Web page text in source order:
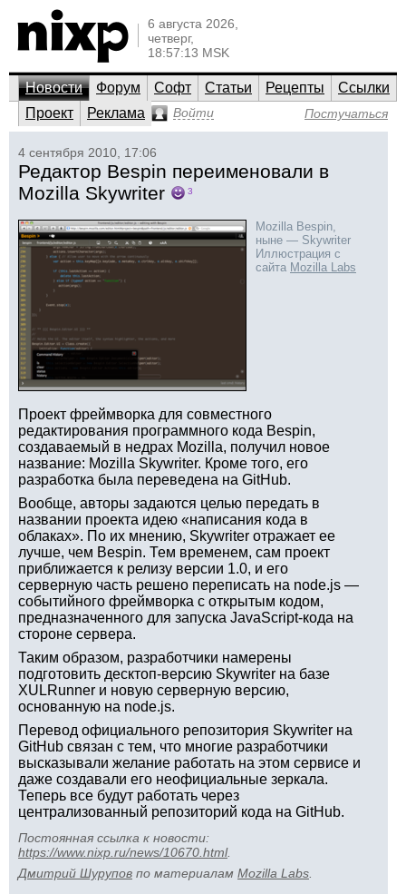
6 августа 2026,
четверг,
18:57:13 MSK
Новости Форум Софт Статьи Рецепты
Ссылки
Проект
Реклама Войти Постучаться
4 сентября 2010, 17:06
Редактор Bespin переименовали в
Mozilla Skywriter
3
Mozilla Bespin,
ныне — Skywriter
Иллюстрация с
сайта Mozilla Labs
Проект фреймворка для совместного
редактирования программного кода Bespin,
создаваемый в недрах Mozilla, получил новое
название: Mozilla Skywriter. Кроме того, его
разработка была переведена на GitHub.
Вообще, авторы задаются целью передать в
названии проекта идею «написания кода в
облаках». По их мнению, Skywriter отражает ее
лучше, чем Bespin. Тем временем, сам проект
приближается к релизу версии 1.0, и его
серверную часть решено переписать на node.js —
событийного фреймворка с открытым кодом,
предназначенного для запуска JavaScript-кода на
стороне сервера.
Таким образом, разработчики намерены
подготовить десктоп-версию Skywriter на базе
XULRunner и новую серверную версию,
основанную на node.js.
Перевод официального репозитория Skywriter на
GitHub связан с тем, что многие разработчики
высказывали желание работать на этом сервисе и
даже создавали его неофициальные зеркала.
Теперь все будут работать через
централизованный репозиторий кода на GitHub.
Постоянная ссылка к новости:
https://www.nixp.ru/news/10670.html.
Дмитрий Шурупов по материалам Mozilla Labs